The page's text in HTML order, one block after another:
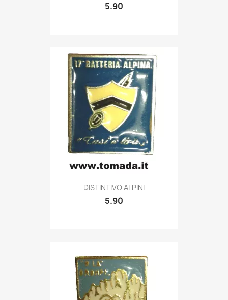
5.90
Quick view
DISTINTIVO ALPINI
5.90